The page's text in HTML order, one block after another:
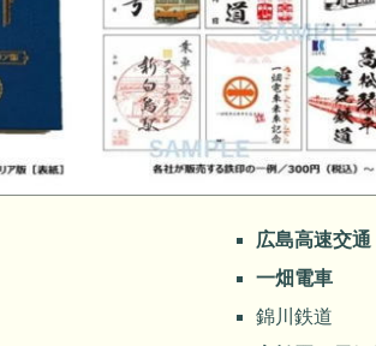
広島高速交通
一畑電車
錦川鉄道